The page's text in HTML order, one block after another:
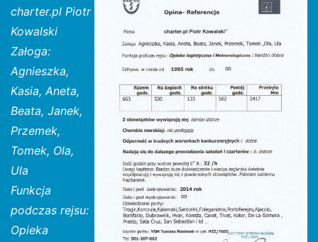
charter.pl Piotr
Kowalski
Załoga:
Agnieszka,
Kasia, Aneta,
Beata, Janek,
Przemek,
Tomek, Ola,
Ula
Funkcja
podczas rejsu:
Opieka